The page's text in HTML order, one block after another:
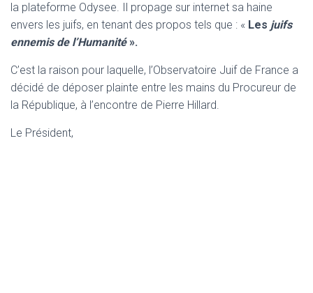
la plateforme Odysee. Il propage sur internet sa haine
envers les juifs, en tenant des propos tels que : « Les juifs
ennemis de l’Humanité».
C’est la raison pour laquelle, l’Observatoire Juif de France a
décidé de déposer plainte entre les mains du Procureur de
la République, à l’encontre de Pierre Hillard.
Le Président,